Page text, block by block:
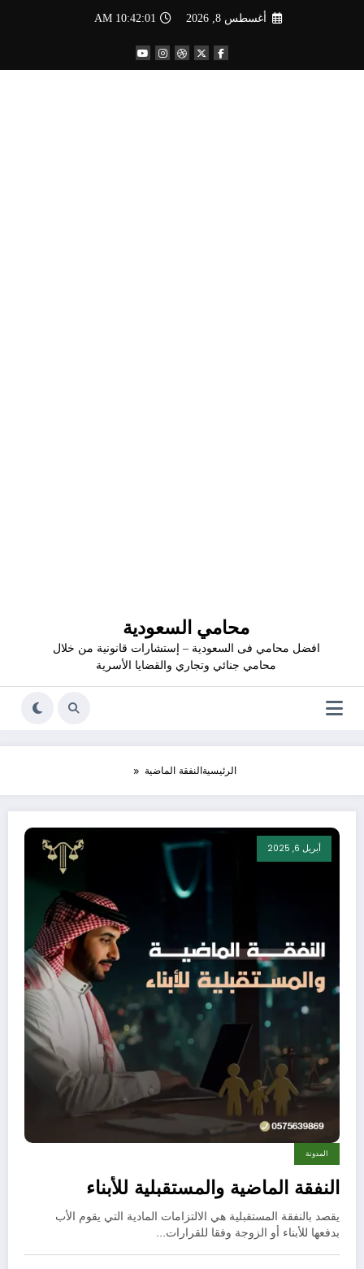
أغسطس 8, 2026 10:42:02 AM
محامي السعودية
افضل محامي فى السعودية – إستشارات قانونية من خلال
محامي جنائي وتجاري والقضايا الأسرية
الرئيسيةالنفقة الماضية
أبريل 6, 2025
المدونة
النفقة الماضية والمستقبلية للأبناء
يقصد بالنفقة المستقبلية هي الالتزامات المادية التي يقوم الأب
بدفعها للأبناء أو الزوجة وفقا للقرارات…